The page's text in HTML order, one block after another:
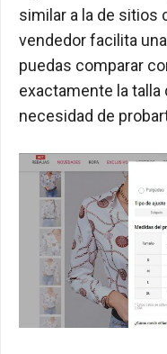
similar a la de sitios
vendedor facilita
puedas comparar
exactamente la talla
necesidad de